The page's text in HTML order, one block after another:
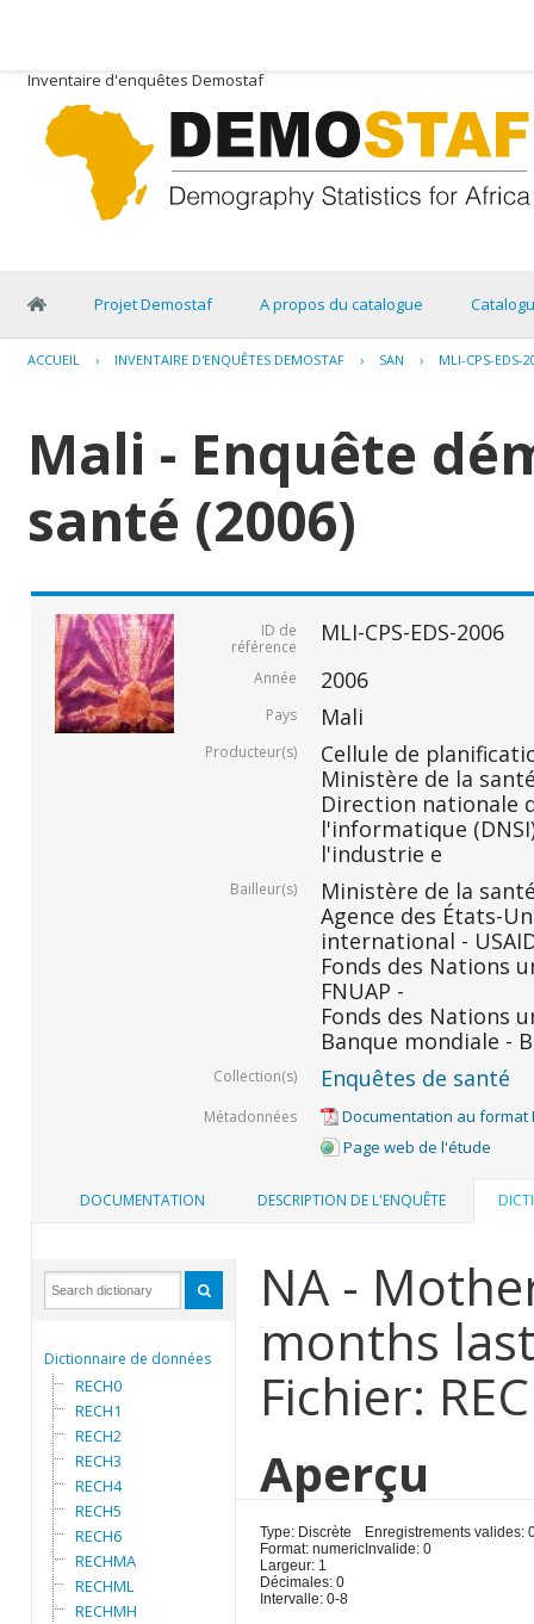
Inventaire d'enquêtes Demostaf
Projet Demostaf A propos du catalogue
ACCUEIL › INVENTAIRE D'ENQUÊTES DEMOSTAF › SAN › MLI-CPS-EDS-
Mali - Enquête
santé (2006)
ID de
référence
MLI-CPS-EDS-2006
Année 2006
Pays Mali
Producteur(s)
Cellule de
Ministère de la
Direction nationale
l'informatique
l'industrie e
Bailleur(s)
Ministère de la
Agence des États-
international -
Fonds des Nations
FNUAP -
Fonds des Nations
Banque mondiale -
Collection(s) Enquêtes de santé
Métadonnées
Documentation au format
Page web de l'étude
DOCUMENTATION DESCRIPTION DE L'ENQUÊTE
Dictionnaire de données
RECH0
RECH1
RECH2
RECH3
RECH4
RECH5
RECH6
RECHMA
RECHML
RECHMH
NA -
months
Fichier:
Aperçu
Type: Discrète
Format: numeric
Largeur: 1
Décimales: 0
Intervalle: 0-8
Enregistrements valides:
Invalide: 0